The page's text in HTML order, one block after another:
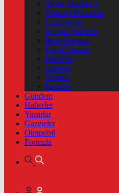
Yayın Akışları 2
Nöbetçi Eczaneler
Canlı Borsa
Namaz Vakitleri
Puan Durumu
Kripto Paralar
Dövizler
Hisseler
Altınlar
Pariteler
Gündem
Haberler
Yazarlar
Gazeteler
Otomobil
Formula